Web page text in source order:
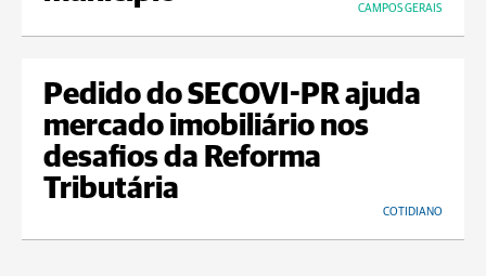
CAMPOS GERAIS
Pedido do SECOVI-PR ajuda
mercado imobiliário nos
desafios da Reforma
Tributária
COTIDIANO